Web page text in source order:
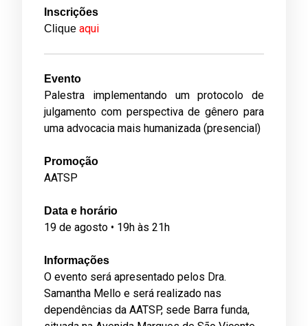
Inscrições
Clique aqui
Evento
Palestra implementando um protocolo de
julgamento com perspectiva de gênero para
uma advocacia mais humanizada (presencial)
Promoção
AATSP
Data e horário
19 de agosto • 19h às 21h
Informações
O evento será apresentado pelos Dra.
Samantha Mello e será realizado nas
dependências da AATSP, sede Barra funda,